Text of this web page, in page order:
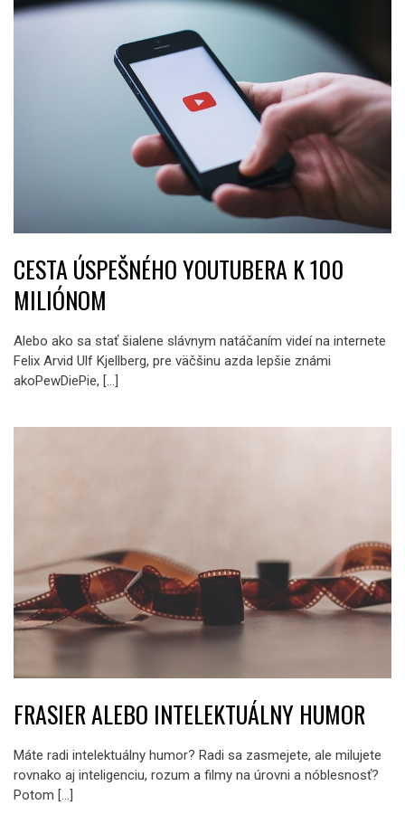
CESTA ÚSPEŠNÉHO YOUTUBERA K 100
MILIÓNOM
Alebo ako sa stať šialene slávnym natáčaním videí na internete
Felix Arvid Ulf Kjellberg, pre väčšinu azda lepšie známi
akoPewDiePie, […]
FRASIER ALEBO INTELEKTUÁLNY HUMOR
Máte radi intelektuálny humor? Radi sa zasmejete, ale milujete
rovnako aj inteligenciu, rozum a filmy na úrovni a nóblesnosť?
Potom […]